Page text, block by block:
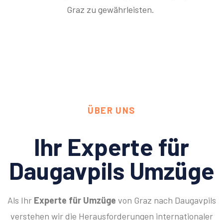
Graz zu gewährleisten.
ÜBER UNS
Ihr Experte für
Daugavpils Umzüge
Als Ihr Experte für Umzüge von Graz nach Daugavpils
verstehen wir die Herausforderungen internationaler